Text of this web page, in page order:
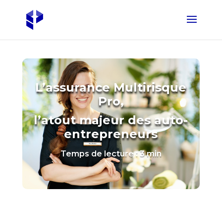
L’assurance Multirisque
Pro,
l’atout majeurdes auto-
entrepreneurs
Temps de lecture : 3 min